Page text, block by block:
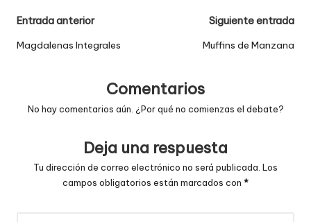
Navegación
de
Entrada anterior
Magdalenas Integrales
Siguiente entrada
Muffins de Manzana
Comentarios
No hay comentarios aún. ¿Por qué no comienzas el debate?
Deja una respuesta
Tu dirección de correo electrónico no será publicada. Los
campos obligatorios están marcados con *